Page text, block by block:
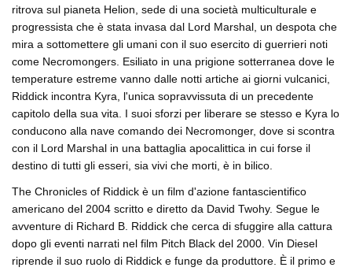
ritrova sul pianeta Helion, sede di una società multiculturale e
progressista che è stata invasa dal Lord Marshal, un despota che
mira a sottomettere gli umani con il suo esercito di guerrieri noti
come Necromongers. Esiliato in una prigione sotterranea dove le
temperature estreme vanno dalle notti artiche ai giorni vulcanici,
Riddick incontra Kyra, l'unica sopravvissuta di un precedente
capitolo della sua vita. I suoi sforzi per liberare se stesso e Kyra lo
conducono alla nave comando dei Necromonger, dove si scontra
con il Lord Marshal in una battaglia apocalittica in cui forse il
destino di tutti gli esseri, sia vivi che morti, è in bilico.
The Chronicles of Riddick è un film d'azione fantascientifico
americano del 2004 scritto e diretto da David Twohy. Segue le
avventure di Richard B. Riddick che cerca di sfuggire alla cattura
dopo gli eventi narrati nel film Pitch Black del 2000. Vin Diesel
riprende il suo ruolo di Riddick e funge da produttore. È il primo e